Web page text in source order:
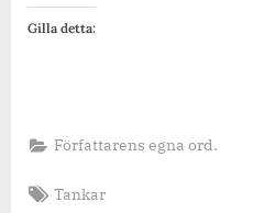
Gilla detta:
Författarens egna ord.
Tags:
Tankar